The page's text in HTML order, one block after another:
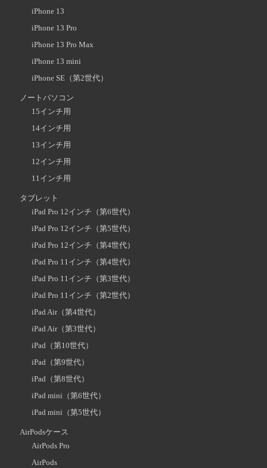
iPhone 13
iPhone 13 Pro
iPhone 13 Pro Max
iPhone 13 mini
iPhone SE（第2世代）
ノートパソコン
15インチ用
14インチ用
13インチ用
12インチ用
11インチ用
タブレット
iPad Pro 12インチ（第6世代）
iPad Pro 12インチ（第5世代）
iPad Pro 12インチ（第4世代）
iPad Pro 11インチ（第4世代）
iPad Pro 11インチ（第3世代）
iPad Pro 11インチ（第2世代）
iPad Air（第4世代）
iPad Air（第3世代）
iPad（第10世代）
iPad（第9世代）
iPad（第8世代）
iPad mini（第6世代）
iPad mini（第5世代）
AirPodsケース
AirPods Pro
AirPods